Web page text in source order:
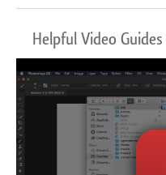
Helpful Video